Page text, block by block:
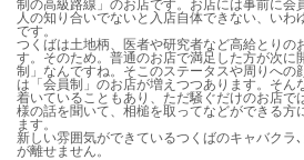
制の高級路線」のお店です。お店には事前に会
人の知り合いでないと入店自体できない、いわ
です。
つくばは土地柄、医者や研究者など高給とりの
す。そのため。普通のお店で満足した方が次に
制」なんですね。そこのステータスや周りへの
は「会員制」のお店が増えつつあります。そん
着いていることもあり、ただ騒ぐだけのお店で
様の話を聞いて、相槌を取ってなどができる方
ます。
新しい雰囲気ができているつくばのキャバクラ
が離せません。